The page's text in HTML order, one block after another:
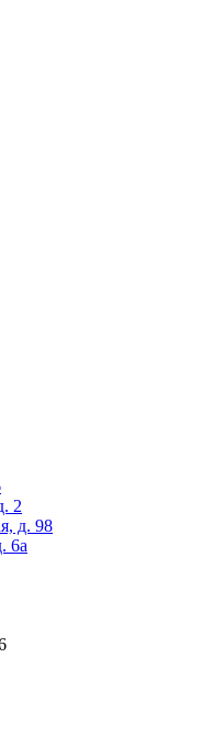
2
д. 98
6а